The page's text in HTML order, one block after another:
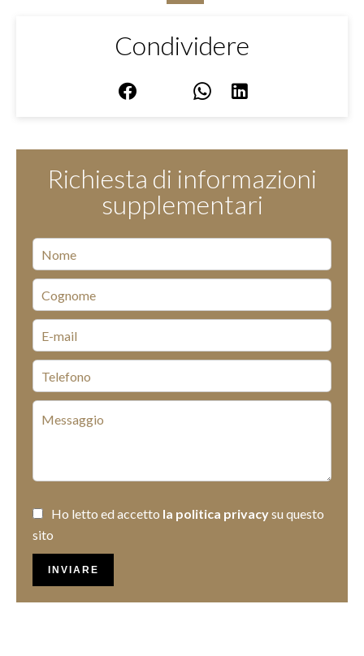
Condividere
Richiesta di informazioni
supplementari
Ho letto ed accetto la politica privacysu questo
sito
INVIARE